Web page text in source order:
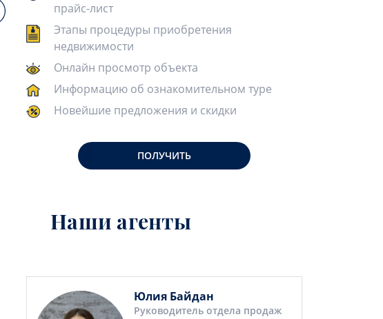
прайс-лист
Этапы процедуры приобретения
недвижимости
Онлайн просмотр объекта
Информацию об ознакомительном туре
Новейшие предложения и скидки
ПОЛУЧИТЬ
Наши агенты
Юлия Байдан
Руководитель отдела продаж